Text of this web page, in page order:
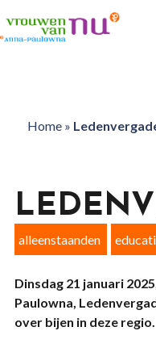
Home»
alleenstaanden
Dinsdag 21 januari
Paulowna,
over bijen in deze regio.